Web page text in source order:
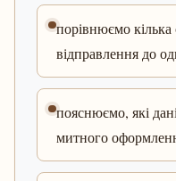
порівнюємо
відправлення до
пояснюємо, які
митного